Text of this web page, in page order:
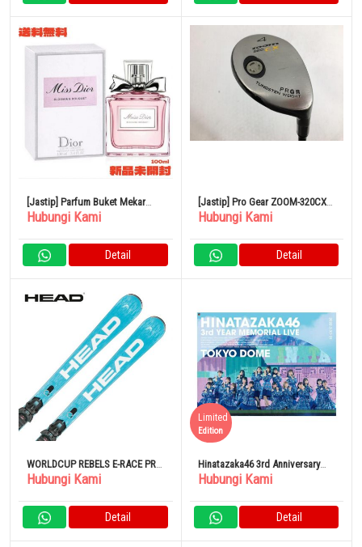
[Jastip] Parfum Buket Mekar
Miss Dior Christian Dior 100ml
Hubungi Kami
Detail
[Jastip] Pro Gear ZOOM-320CX
Utilitas Karbon Asli 4I
Hubungi Kami
Detail
WORLDCUP REBELS E-RACE PRO
+ RACEPLATE WCR 14 PENDEK +
Binding Kompatibel Gripwalk
Hubungi Kami
Detail
Hinatazaka46 3rd Anniversary
Memorial Live Tokyo Dome
Limited
Edition
Hubungi Kami
Detail